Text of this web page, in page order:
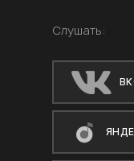
Слушать: